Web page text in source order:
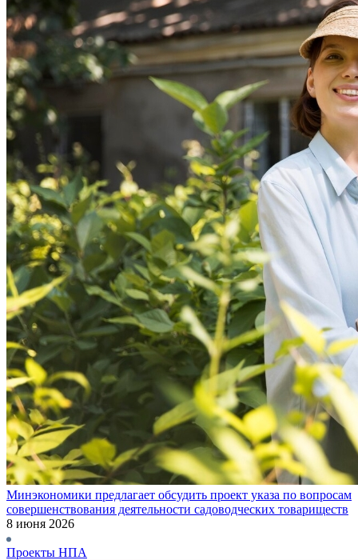
Минэкономики предлагает обсудить проект указа по вопросам
совершенствования деятельности садоводческих товариществ
8 июня 2026
Проекты НПА